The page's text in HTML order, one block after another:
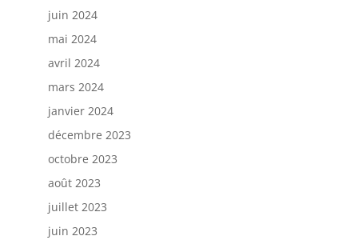
juin 2024
mai 2024
avril 2024
mars 2024
janvier 2024
décembre 2023
octobre 2023
août 2023
juillet 2023
juin 2023